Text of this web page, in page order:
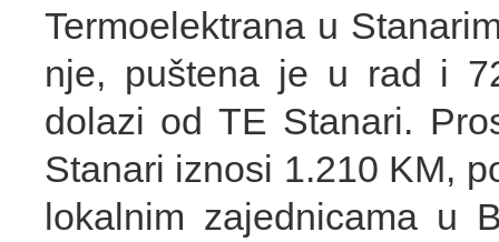
Termoelektrana u
nje, puštena je u rad i
dolazi od TE Stanari.
Stanari iznosi 1.210 KM,
lokalnim zajednicama u